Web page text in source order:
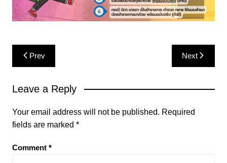
Post
navigation
Prev Next
Leave a Reply
Your email address will not be published. Required
fields are marked *
Comment *